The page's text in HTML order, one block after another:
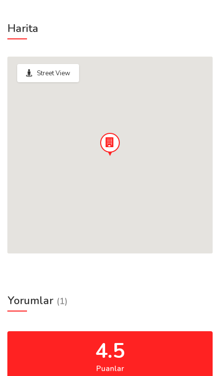
Harita
Street View
Yorumlar (1)
4.5
Puanlar